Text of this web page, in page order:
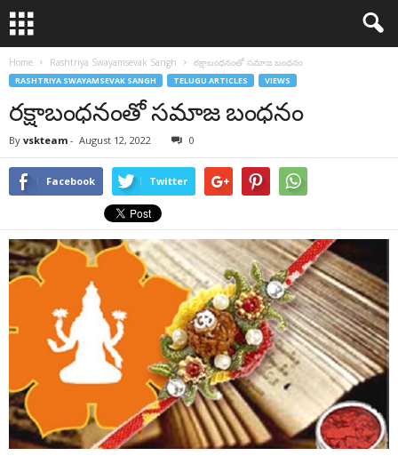
Home Rashtriya Swayamsevak Sangh రక్షాబంధనంతో సమాజ బంధనం
RASHTRIYA SWAYAMSEVAK SANGH TELUGU ARTICLES VIEWS
రక్షాబంధనంతో సమాజ బంధనం
By vskteam - August 12, 2022 0
Facebook Twitter